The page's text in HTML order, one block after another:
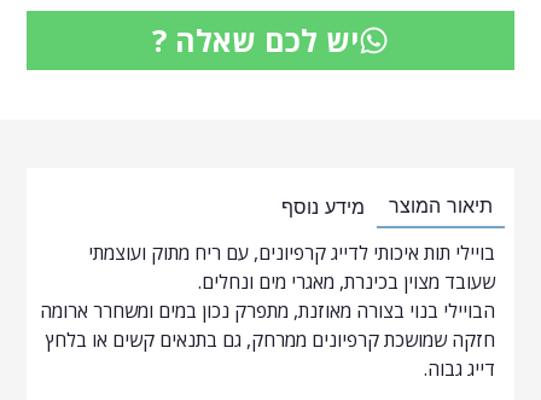
יש לכם שאלה ?
תיאור המוצר מידע נוסף
בויילי תות איכותי לדייג קרפיונים, עם ריח מתוק ועוצמתי
שעובד מצוין בכינרת, מאגרי מים ונחלים.
הבויילי בנוי בצורה מאוזנת, מתפרק נכון במים ומשחרר ארומה
חזקה שמושכת קרפיונים ממרחק, גם בתנאים קשים או בלחץ
דייג גבוה.